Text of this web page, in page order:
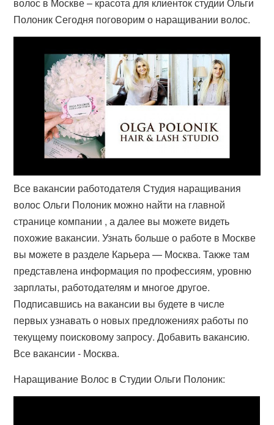
Полоник Сегодня поговорим о наращивании волос.
Все вакансии работодателя Студия наращивания
волос Ольги Полоник можно найти на главной
странице компании , а далее вы можете видеть
похожие вакансии. Узнать больше о работе в Москве
вы можете в разделе Карьера — Москва. Также там
представлена информация по профессиям, уровню
зарплаты, работодателям и многое другое.
Подписавшись на вакансии вы будете в числе
первых узнавать о новых предложениях работы по
текущему поисковому запросу. Добавить вакансию.
Все вакансии - Москва.
Наращивание Волос в Студии Ольги Полоник: